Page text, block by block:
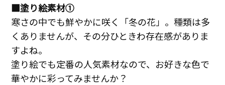
■塗り絵素材①
寒さの中でも鮮やかに咲く「冬の花」。種類は多
くありませんが、その分ひときわ存在感がありま
すよね。
塗り絵でも定番の人気素材なので、お好きな色で
華やかに彩ってみませんか？